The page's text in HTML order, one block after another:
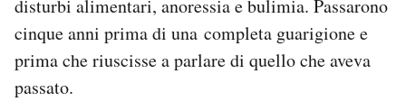
disturbi alimentari, anoressia e bulimia. Passarono
cinque anni prima di una completa guarigione e
prima che riuscisse a parlare di quello che aveva
passato.